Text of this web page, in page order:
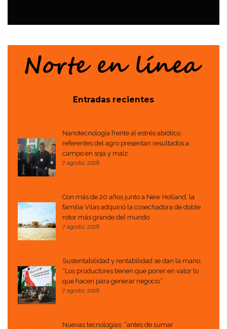
Entradas recientes
Nanotecnología frente al estrés abiótico:
referentes del agro presentan resultados a
campo en soja y maíz
7 agosto, 2026
Con más de 20 años junto a New Holland, la
familia Vilas adquirió la cosechadora de doble
rotor más grande del mundo
7 agosto, 2026
Sustentabilidad y rentabilidad se dan la mano:
“Los productores tienen que poner en valor lo
que hacen para generar negocio”
7 agosto, 2026
Nuevas tecnologías: “antes de sumar